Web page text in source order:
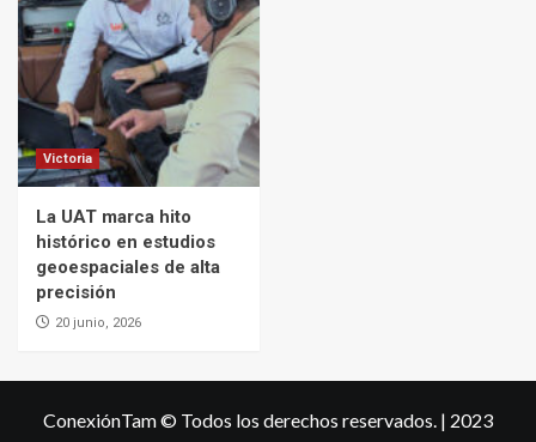
Victoria
La UAT marca hito
histórico en estudios
geoespaciales de alta
precisión
20 junio, 2026
ConexiónTam © Todos los derechos reservados. | 2023